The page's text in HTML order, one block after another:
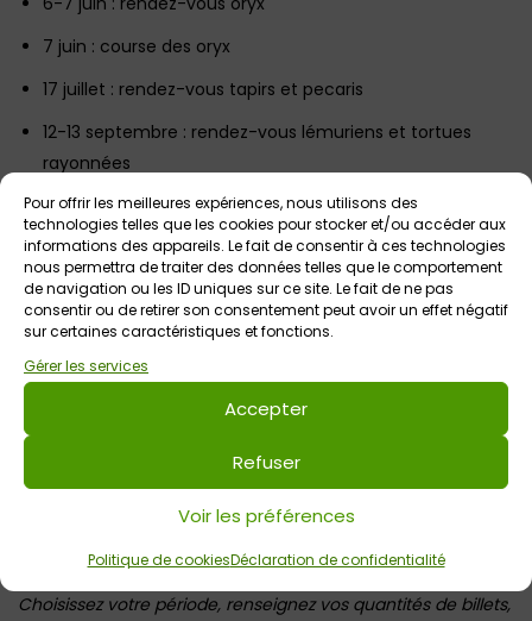
Pour offrir les meilleures expériences, nous utilisons des
technologies telles que les cookies pour stocker et/ou accéder aux
informations des appareils. Le fait de consentir à ces technologies
nous permettra de traiter des données telles que le comportement
de navigation ou les ID uniques sur ce site. Le fait de ne pas
consentir ou de retirer son consentement peut avoir un effet négatif
sur certaines caractéristiques et fonctions.
Gérer les services
Accepter
Refuser
Voir les préférences
Politique de cookiesDéclaration de confidentialité
7 juin : course des oryx
17 juillet : rendez-vous tapirs et pecaris
12-13 septembre : rendez-vous lémuriens et tortues
rayonnées
Plus d’infos sur les rendez-vous de la conservation ICI
⇒ Bon à savoir : Branféré participe activement à plus de 60
programmes de conservation EEP et soutient plus d’une
douzaine d’associations internationales pour la
conservation
⇒ Le plus :1 % du prix de votre billet est reversé aux
associations de conservation soutenues par Branféré !
Tarifs habituels d’entrée du parc, sans supplément.
BON PLAN ! Tarifs préférentiels sur les billets non datés
ligne : exclusivement dans le lien ICI:
Choisissez votre période, renseignez vos quantités de billets,